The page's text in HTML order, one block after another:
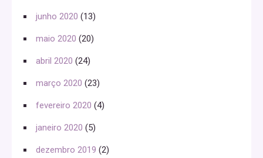
junho 2020 (13)
maio 2020 (20)
abril 2020 (24)
março 2020 (23)
fevereiro 2020 (4)
janeiro 2020 (5)
dezembro 2019 (2)